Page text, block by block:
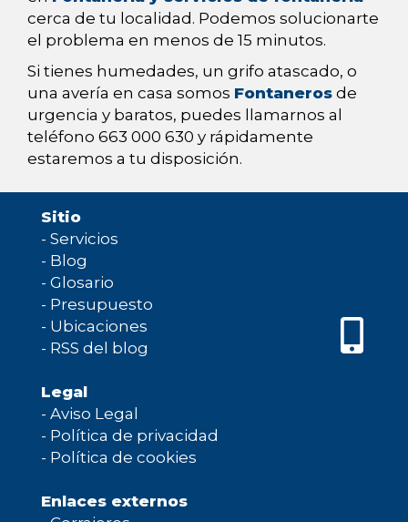
cerca de tu localidad. Podemos solucionarte
el problema en menos de 15 minutos.
Si tienes humedades, un grifo atascado, o
una avería en casa somos Fontaneros de
urgencia y baratos, puedes llamarnos al
teléfono 663 000 630 y rápidamente
estaremos a tu disposición.
Sitio
- Servicios
- Blog
- Glosario
- Presupuesto
- Ubicaciones
- RSS del blog
Legal
- Aviso Legal
- Política de privacidad
- Política de cookies
Enlaces externos